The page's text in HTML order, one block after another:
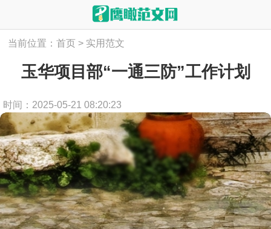
当前位置：首页 > 实用范文
玉华项目部“一通三防”工作计划
时间：2025-05-21 08:20:23